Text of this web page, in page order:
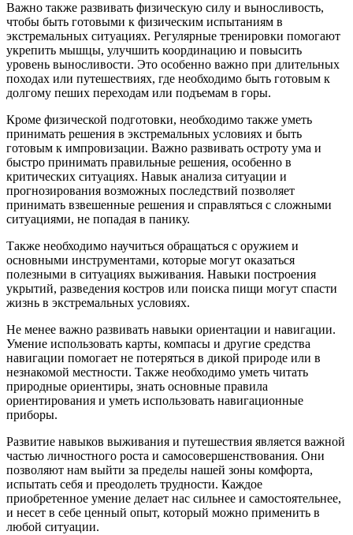
Важно также развивать физическую силу и выносливость,
чтобы быть готовыми к физическим испытаниям в
экстремальных ситуациях. Регулярные тренировки помогают
укрепить мышцы, улучшить координацию и повысить
уровень выносливости. Это особенно важно при длительных
походах или путешествиях, где необходимо быть готовым к
долгому пеших переходам или подъемам в горы.
Кроме физической подготовки, необходимо также уметь
принимать решения в экстремальных условиях и быть
готовым к импровизации. Важно развивать остроту ума и
быстро принимать правильные решения, особенно в
критических ситуациях. Навык анализа ситуации и
прогнозирования возможных последствий позволяет
принимать взвешенные решения и справляться с сложными
ситуациями, не попадая в панику.
Также необходимо научиться обращаться с оружием и
основными инструментами, которые могут оказаться
полезными в ситуациях выживания. Навыки построения
укрытий, разведения костров или поиска пищи могут спасти
жизнь в экстремальных условиях.
Не менее важно развивать навыки ориентации и навигации.
Умение использовать карты, компасы и другие средства
навигации помогает не потеряться в дикой природе или в
незнакомой местности. Также необходимо уметь читать
природные ориентиры, знать основные правила
ориентирования и уметь использовать навигационные
приборы.
Развитие навыков выживания и путешествия является важной
частью личностного роста и самосовершенствования. Они
позволяют нам выйти за пределы нашей зоны комфорта,
испытать себя и преодолеть трудности. Каждое
приобретенное умение делает нас сильнее и самостоятельнее,
и несет в себе ценный опыт, который можно применить в
любой ситуации.